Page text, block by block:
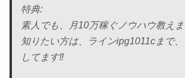
特典:
素人でも、月10万稼ぐノウハウ教え
知りたい方は、ラインipg1011cまで
してます‼